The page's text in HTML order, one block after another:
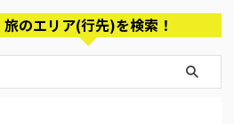
旅のエリア(行先)を検索！